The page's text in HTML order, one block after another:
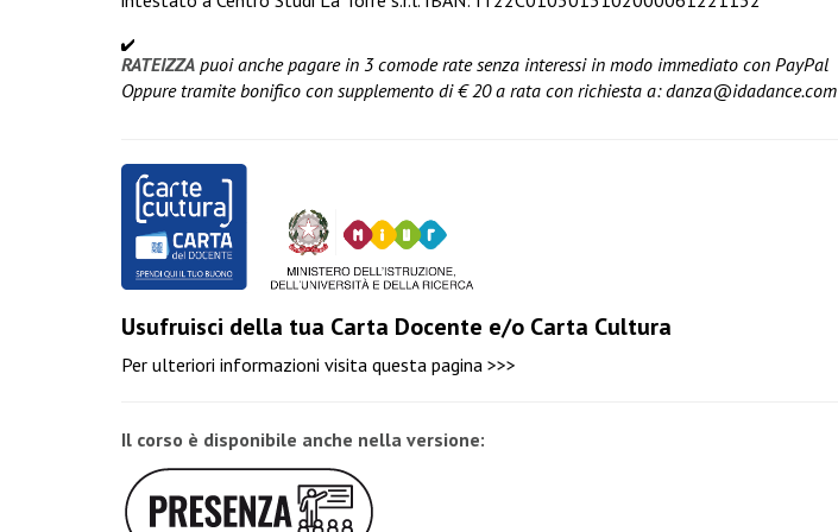
RATEIZZA puoi anche pagare in 3 comode rate senza interessi in modo immediato con PayPal
Oppure tramite bonifico con supplemento di € 20 a rata con richiesta a:danza@idadance.com
Usufruisci della tua Carta Docente e/o Carta Cultura
Per ulteriori informazioni visita questa pagina >>>
Il corso è disponibile anche nella versione: